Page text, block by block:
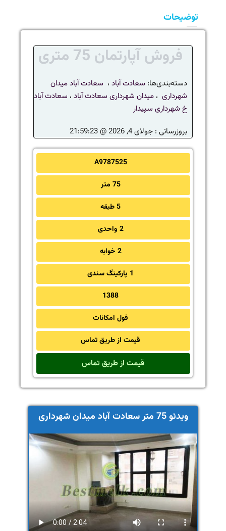
توضیحات
فروش آپارتمان 75 متری
دسته‌بندی‌ها: سعادت آباد ، سعادت آباد میدان
شهرداری ، میدان شهرداری سعادت آباد ، سعادت آباد
خ شهرداری سپیدار
بروزرسانی : جولای 4, 2026 @ 21:59:23
A9787525
75 متر
5 طبقه
2 واحدی
2 خوابه
1 پارکینگ سندی
1388
فول امکانات
قیمت از طریق تماس
قیمت از طریق تماس
ویدئو 75 متر سعادت آباد میدان شهرداری